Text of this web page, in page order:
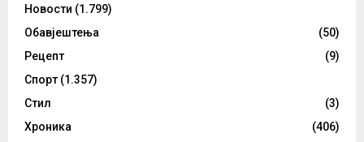
Новости (1.799)
Обавјештења
(50)
Рецепт
(9)
Спорт (1.357)
Стил
(3)
Хроника
(406)